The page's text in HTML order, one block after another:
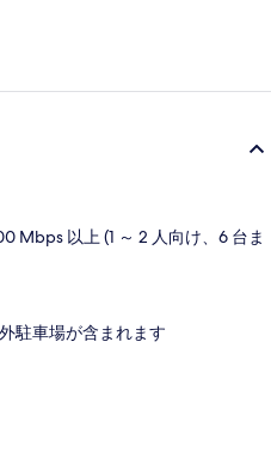
Mbps 以上 (1 ～ 2 人向け、6 台ま
駐車場が含まれます